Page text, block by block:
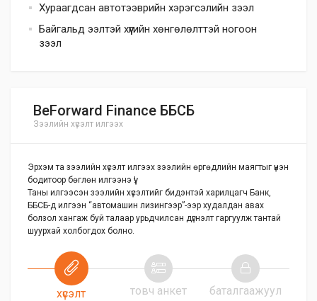
Хураагдсан автотээврийн хэрэгсэлийн зээл
Байгальд ээлтэй хүүгийн хөнгөлөлттэй ногоон
зээл
BeForward Finance ББСБ
Зээлийн хүсэлт илгээх
Эрхэм та зээлийн хүсэлт илгээх зээлийн өргөдлийн маягтыг үнэн
бодитоор бөглөн илгээнэ үү!
Таны илгээсэн зээлийн хүсэлтийг бидэнтэй харилцагч Банк,
ББСБ-д илгээн “автомашин лизингээр”-ээр худалдан авах
болзол хангаж буй талаар урьдчилсан дүгнэлт гаргуулж тантай
шуурхай холбогдох болно.
хүсэлт товч анкет баталгаажуул